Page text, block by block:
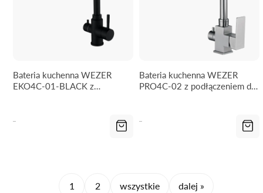
Bateria kuchenna WEZER
EKO4C-01-BLACK z
Bateria kuchenna WEZER
PRO4C-02 z podłączeniem do
1 2 wszystkie dalej »